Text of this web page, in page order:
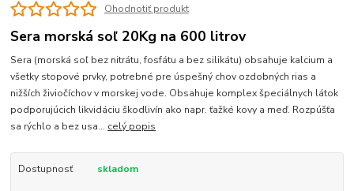
Ohodnotiť produkt
Sera morská soľ 20Kg na 600 litrov
Sera (morská soľ bez nitrátu, fosfátu a bez silikátu) obsahuje kalcium a
všetky stopové prvky, potrebné pre úspešný chov ozdobných rias a
nižších živiočíchov v morskej vode. Obsahuje komplex špeciálnych látok
podporujúcich likvidáciu škodlivín ako napr. ťažké kovy a meď. Rozpúšťa
sa rýchlo a bez usa... celý popis
Dostupnosť skladom